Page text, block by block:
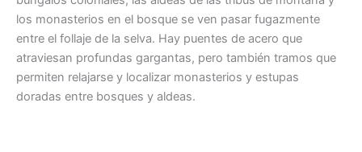
los monasterios en el bosque se ven pasar fugazmente
entre el follaje de la selva. Hay puentes de acero que
atraviesan profundas gargantas, pero también tramos que
permiten relajarse y localizar monasterios y estupas
doradas entre bosques y aldeas.